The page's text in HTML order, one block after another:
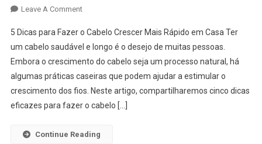
Leave A CommentOn
Dicas
Para
Fazer
O
Cabelo
Crescer
Rápido
5 Dicas para Fazer o Cabelo Crescer Mais Rápido em Casa Ter
um cabelo saudável e longo é o desejo de muitas pessoas.
Embora o crescimento do cabelo seja um processo natural, há
algumas práticas caseiras que podem ajudar a estimular o
crescimento dos fios. Neste artigo, compartilharemos cinco dicas
eficazes para fazer o cabelo […]
Continue Reading